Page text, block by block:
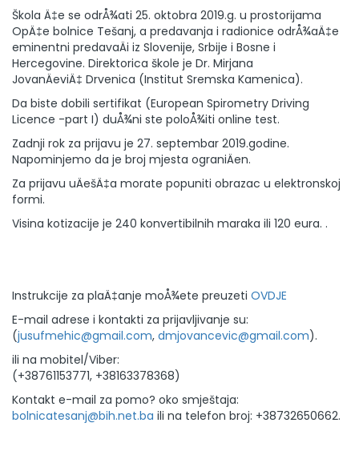
Škola Ä‡e se odrÅ¾ati 25. oktobra 2019.g. u prostorijama
OpÄ‡e bolnice Tešanj, a predavanja i radionice odrÅ¾aÄ‡e
eminentni predavaÄi iz Slovenije, Srbije i Bosne i
Hercegovine. Direktorica škole je Dr. Mirjana
JovanÄeviÄ‡ Drvenica (Institut Sremska Kamenica).
Da biste dobili sertifikat (European Spirometry Driving
Licence -part I) duÅ¾ni ste poloÅ¾iti online test.
Zadnji rok za prijavu je 27. septembar 2019.godine.
Napominjemo da je broj mjesta ograniÄen.
Za prijavu uÄešÄ‡a morate popuniti obrazac u elektronskoj
formi.
Visina kotizacije je 240 konvertibilnih maraka ili 120 eura. .
Instrukcije za plaÄ‡anje moÅ¾ete preuzeti OVDJE
E-mail adrese i kontakti za prijavljivanje su:
(jusufmehic@gmail.com, dmjovancevic@gmail.com).
ili na mobitel/Viber:
(+38761153771, +38163378368)
Kontakt e-mail za pomo? oko smještaja:
bolnicatesanj@bih.net.ba ili na telefon broj: +38732650662.